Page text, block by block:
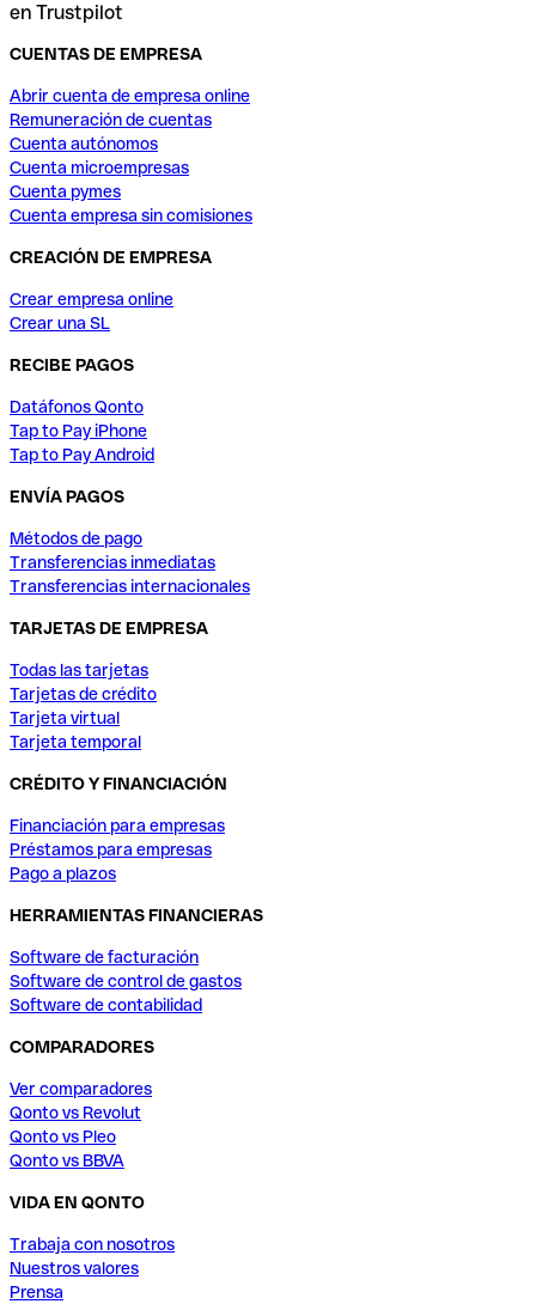
en Trustpilot
CUENTAS DE EMPRESA
Abrir cuenta de empresa online
Remuneración de cuentas
Cuenta autónomos
Cuenta microempresas
Cuenta pymes
Cuenta empresa sin comisiones
CREACIÓN DE EMPRESA
Crear empresa online
Crear una SL
RECIBE PAGOS
Datáfonos Qonto
Tap to Pay iPhone
Tap to Pay Android
ENVÍA PAGOS
Métodos de pago
Transferencias inmediatas
Transferencias internacionales
TARJETAS DE EMPRESA
Todas las tarjetas
Tarjetas de crédito
Tarjeta virtual
Tarjeta temporal
CRÉDITO Y FINANCIACIÓN
Financiación para empresas
Préstamos para empresas
Pago a plazos
HERRAMIENTAS FINANCIERAS
Software de facturación
Software de control de gastos
Software de contabilidad
COMPARADORES
Ver comparadores
Qonto vs Revolut
Qonto vs Pleo
Qonto vs BBVA
VIDA EN QONTO
Trabaja con nosotros
Nuestros valores
Prensa